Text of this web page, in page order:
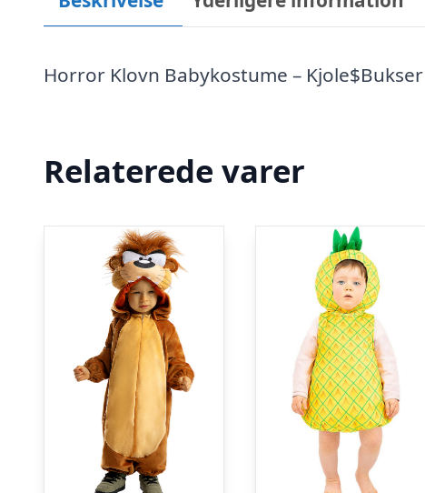
Horror Klovn Babykostume – Kjole$Bukser
Relaterede varer